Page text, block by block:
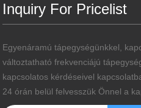
Inquiry For Pricelist
Egyenáramú tápegységünkkel,
változtatható frekvenciájú
kapcsolatos kérdéseivel
24 órán belül felvesszük Önnel a